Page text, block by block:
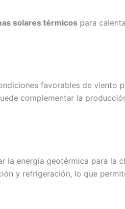
solares térmicos para
favorables de viento
complementar la
la energía geotérmica para la
y refrigeración, lo que